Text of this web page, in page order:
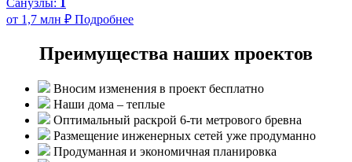
от 1,7 млн ₽ Подробнее
Преимущества наших проектов
Вносим изменения в проект бесплатно
Наши дома – теплые
Оптимальный раскрой 6-ти метрового бревна
Размещение инженерных сетей уже продуманно
Продуманная и экономичная планировка